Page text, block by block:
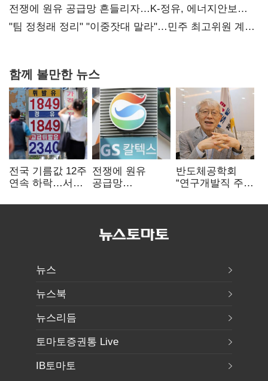
때리기
전쟁에 원유 공급망 흔들리자…K-정유, 에너지안보
핵심으로 재부상
"팀 정청래 정리" "이중잣대 말라"…민주 최고위원 계파
함께 볼만한 뉴스
전국 기름값 12주
연속 하락…서울
전쟁에 원유
공급망
정유, 에너지안보
반도체공학회
“연구개발직 주
개선해야”
뉴스
뉴스북
뉴스리듬
토마토증권통 Live
IB토마토